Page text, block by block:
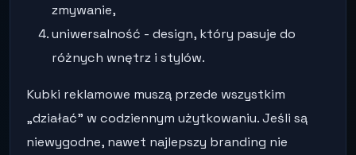
zmywanie,
uniwersalność - design, który pasuje do
różnych wnętrz i stylów.
Kubki reklamowe muszą przede wszystkim
„działać” w codziennym użytkowaniu. Jeśli są
niewygodne, nawet najlepszy branding nie